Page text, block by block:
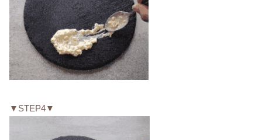
▼STEP4▼